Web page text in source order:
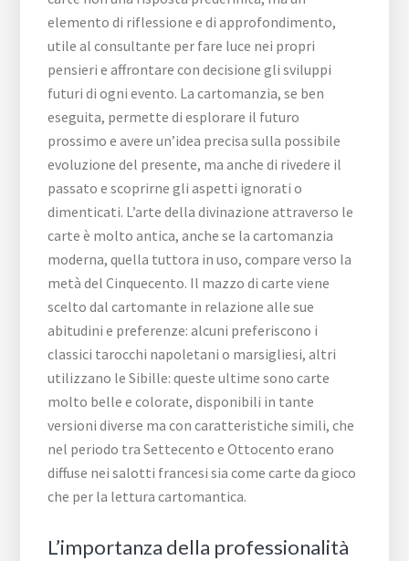
elemento di riflessione e di approfondimento,
utile al consultante per fare luce nei propri
pensieri e affrontare con decisione gli sviluppi
futuri di ogni evento. La cartomanzia, se ben
eseguita, permette di esplorare il futuro
prossimo e avere un’idea precisa sulla possibile
evoluzione del presente, ma anche di rivedere il
passato e scoprirne gli aspetti ignorati o
dimenticati. L’arte della divinazione attraverso le
carte è molto antica, anche se la cartomanzia
moderna, quella tuttora in uso, compare verso la
metà del Cinquecento. Il mazzo di carte viene
scelto dal cartomante in relazione alle sue
abitudini e preferenze: alcuni preferiscono i
classici tarocchi napoletani o marsigliesi, altri
utilizzano le Sibille: queste ultime sono carte
molto belle e colorate, disponibili in tante
versioni diverse ma con caratteristiche simili, che
nel periodo tra Settecento e Ottocento erano
diffuse nei salotti francesi sia come carte da gioco
che per la lettura cartomantica.
L’importanza della professionalità